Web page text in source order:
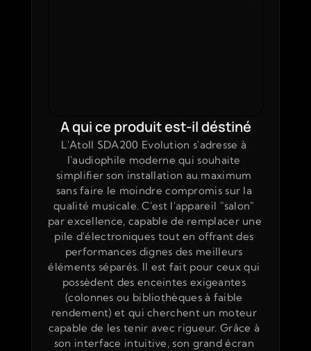
L'Atoll SDA200 Evolution s'adresse à
l'audiophile moderne qui souhaite
simplifier son installation au maximum
sans faire le moindre compromis sur la
qualité musicale. C'est l'appareil "salon"
par excellence, capable de remplacer une
pile d'électroniques tout en offrant des
performances dignes des meilleurs
éléments séparés. Il est fait pour ceux qui
possèdent des enceintes exigeantes
(colonnes ou bibliothèques à faible
rendement) et qui cherchent un moteur
capable de les tenir avec rigueur. Grâce à
son interface intuitive, son grand écran
A qui ce produit est-il déstiné